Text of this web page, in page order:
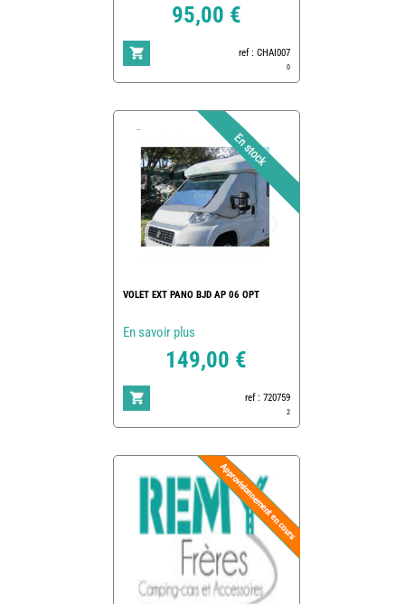
95,00 €
ref : CHAI007
0
VOLET EXT PANO BJD AP 06 OPT
En savoir plus
149,00 €
ref : 720759
2